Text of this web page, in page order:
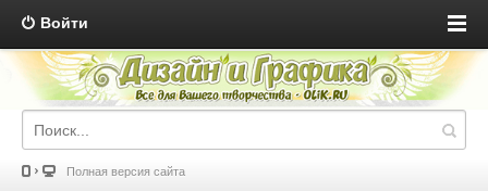
Войти
Полная версия сайта